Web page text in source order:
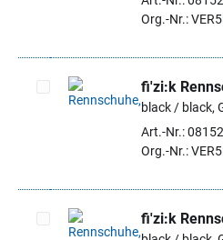
Org.-Nr.:
Artikel auswählen
fi'zi:k
black / black,
Art.-Nr.:
Org.-Nr.:
fi'zi:k